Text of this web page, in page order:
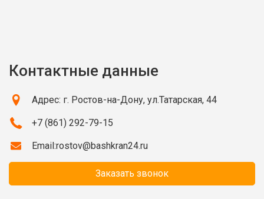
Контактные данные
Адрес: г. Ростов-на-Дону, ул.Татарская, 44
+7 (861) 292-79-15
Email:rostov@bashkran24.ru
Заказать звонок